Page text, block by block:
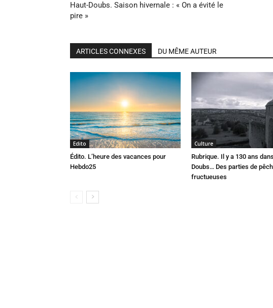
Haut-Doubs. Saison hivernale : « On a évité le
pire »
ARTICLES CONNEXES DU MÊME AUTEUR
Edito
Édito. L’heure des vacances pour
Hebdo25
Culture
Rubrique. Il y a 130 ans
Doubs… Des parties de
fructueuses